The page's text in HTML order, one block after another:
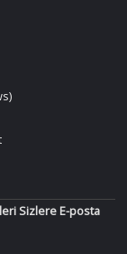
Sizlere E-posta